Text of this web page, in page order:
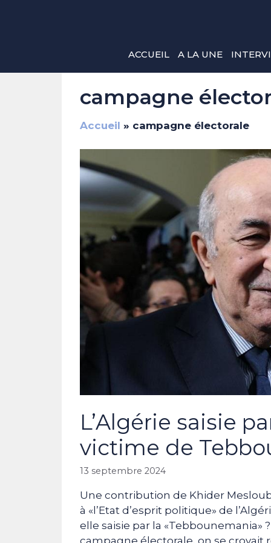
ACCUEIL A LA UNE
campagne
Accueil » campagne électorale
L’Algérie saisie
victime de
13 septembre 2024
Une contribution de Khider
à «l’Etat d’esprit politique» de
elle saisie par la «Tebbounemania»